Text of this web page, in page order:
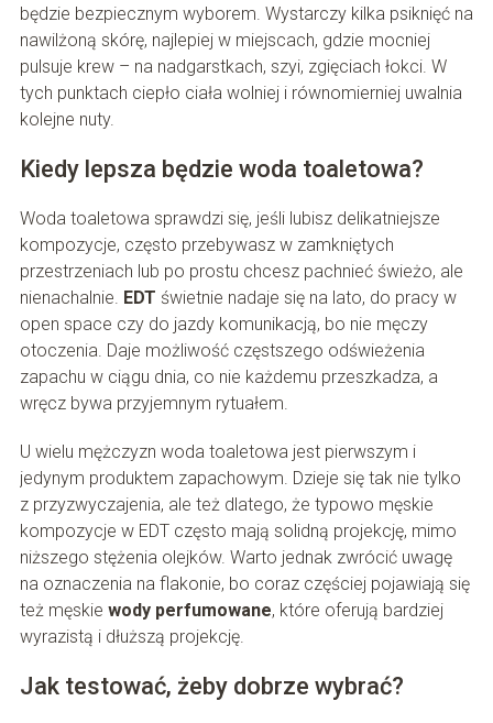
będzie bezpiecznym wyborem. Wystarczy kilka psiknięć na
nawilżoną skórę, najlepiej w miejscach, gdzie mocniej
pulsuje krew – na nadgarstkach, szyi, zgięciach łokci. W
tych punktach ciepło ciała wolniej i równomierniej uwalnia
kolejne nuty.
Kiedy lepsza będzie woda toaletowa?
Woda toaletowa sprawdzi się, jeśli lubisz delikatniejsze
kompozycje, często przebywasz w zamkniętych
przestrzeniach lub po prostu chcesz pachnieć świeżo, ale
nienachalnie. EDT świetnie nadaje się na lato, do pracy w
open space czy do jazdy komunikacją, bo nie męczy
otoczenia. Daje możliwość częstszego odświeżenia
zapachu w ciągu dnia, co nie każdemu przeszkadza, a
wręcz bywa przyjemnym rytuałem.
U wielu mężczyzn woda toaletowa jest pierwszym i
jedynym produktem zapachowym. Dzieje się tak nie tylko
z przyzwyczajenia, ale też dlatego, że typowo męskie
kompozycje w EDT często mają solidną projekcję, mimo
niższego stężenia olejków. Warto jednak zwrócić uwagę
na oznaczenia na flakonie, bo coraz częściej pojawiają się
też męskie wody perfumowane, które oferują bardziej
wyrazistą i dłuższą projekcję.
Jak testować, żeby dobrze wybrać?